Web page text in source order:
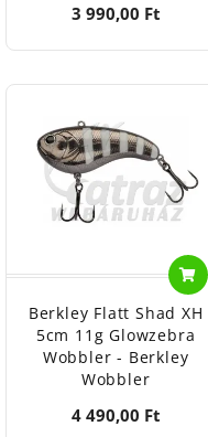
3 990,00 Ft
Berkley Flatt Shad XH
5cm 11g Glowzebra
Wobbler - Berkley
Wobbler
4 490,00 Ft